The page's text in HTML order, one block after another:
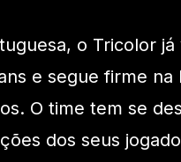
o Tricolor
e segue firme na
O time tem se
dos seus